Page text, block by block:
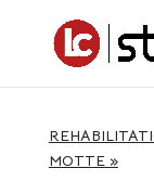
MOTTE »